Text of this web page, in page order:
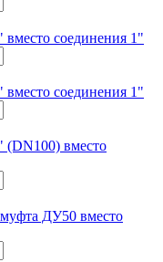
соединения 1"
соединения 1"
(DN100) вместо
ДУ50 вместо